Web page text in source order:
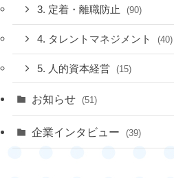
3. 定着・離職防止 (90)
4. タレントマネジメント (40)
5. 人的資本経営 (15)
お知らせ (51)
企業インタビュー (39)